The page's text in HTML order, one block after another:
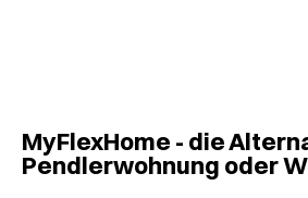
MyFlexHome - die
Pendlerwohnung oder